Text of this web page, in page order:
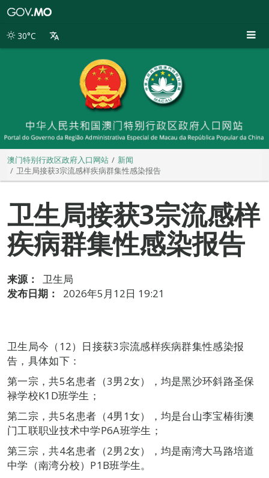
别
30°C
澳门特别行政区政府入口网站
新闻
卫生局接获3宗流感样疾病群集性感染报告
卫生局接获3宗流感样
疾病群集性感染报告
来源：
卫生局
发布日期：
2026年5月12日 19:21
卫生局今（12）日接获3宗流感样疾病群集性感染报
告，具体如下：
第一宗，共5名患者（3男2女），均是黑沙环斜路圣保
禄学校K1D班学生；
第二宗，共5名患者（4男1女），均是台山李宝椿街澳
门工联职业技术中学P6A班学生；
第三宗，共4名患者（2男2女），均是南湾大马路培道
中学（南湾分校）P1B班学生。